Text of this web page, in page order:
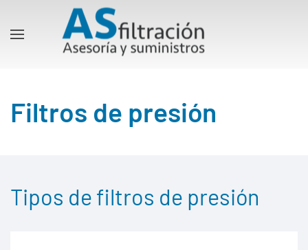
Filtros de presión
Tipos de filtros de presión